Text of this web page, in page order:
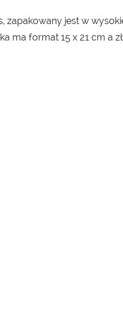
zapakowany jest w
ma format 15 x 21 cm a